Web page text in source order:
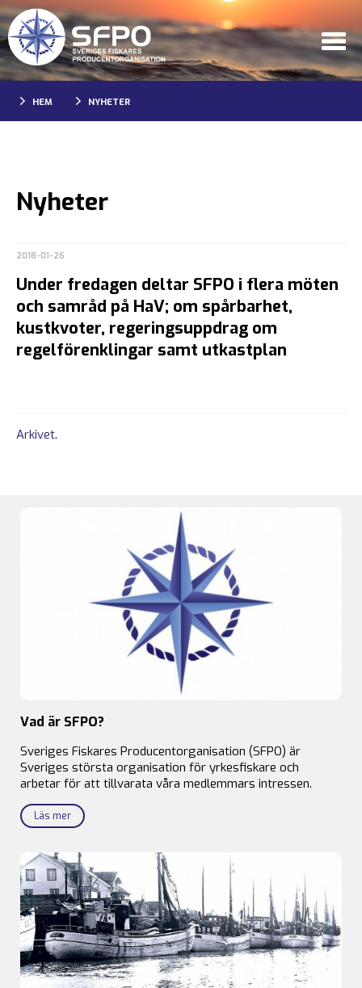
HEM NYHETER
Nyheter
2018-01-26
Under fredagen deltar SFPO i flera möten
och samråd på HaV; om spårbarhet,
kustkvoter, regeringsuppdrag om
regelförenklingar samt utkastplan
Arkivet.
Vad är SFPO?
Sveriges Fiskares Producentorganisation (SFPO) är
Sveriges största organisation för yrkesfiskare och
arbetar för att tillvarata våra medlemmars intressen.
Läs mer